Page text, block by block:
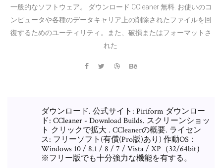
一般的なソフトウェア。 ダウンロード CCleaner 無料. お使いのコ
ンピュータや各種のデータキャリア上の削除されたファイルを回
復するためのユーティリティ。また、破損またはフォーマットさ
れた
ダウンロード. 公式サイト: Piriform ダウンロー
ド: CCleaner - Download Builds. スクリーンショッ
ト クリックで拡大 . CCleanerの概要. ライセン
ス: フリーソフト(有償(Pro版)あり) 作動OS：
Windows 10 / 8.1 / 8 / 7 / Vista / XP（32/64bit）
※フリー版でも十分強力な機能を有する。